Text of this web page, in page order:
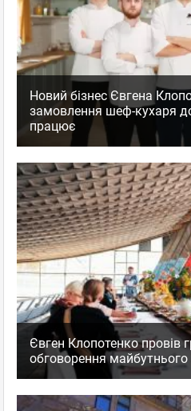
Новий бізнес Євгена
замовлення шеф-кухаря
працює
Євген Клопотенко провів
обговорення